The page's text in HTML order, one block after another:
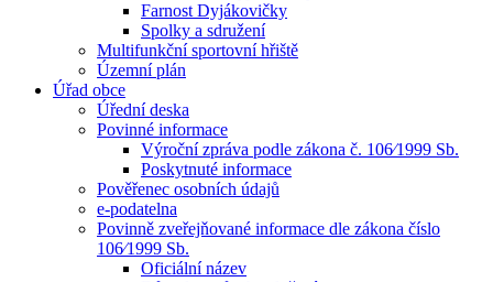
Farnost Dyjákovičky
Spolky a sdružení
Multifunkční sportovní hřiště
Územní plán
Úřad obce
Úřední deska
Povinné informace
Výroční zpráva podle zákona č. 106⁄1999 Sb.
Poskytnuté informace
Pověřenec osobních údajů
e-podatelna
Povinně zveřejňované informace dle zákona číslo
106⁄1999 Sb.
Oficiální název